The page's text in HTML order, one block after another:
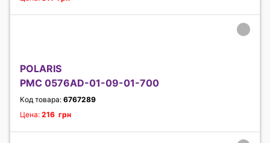
POLARIS
PMC 0576AD-01-09-01-700
Код товара: 6767289
Цена: 216 грн